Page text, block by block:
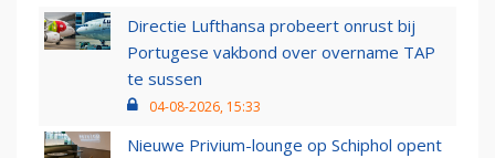
Directie Lufthansa probeert onrust bij
Portugese vakbond over overname TAP
te sussen
04-08-2026, 15:33
Nieuwe Privium-lounge op Schiphol opent